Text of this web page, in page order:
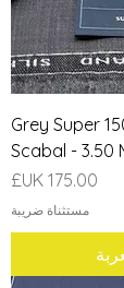
Grey Super
Scabal - 3.50
السعر
مستثناة ضريبة